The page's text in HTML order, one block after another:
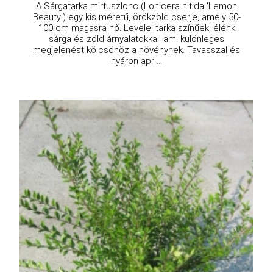
A Sárgatarka mirtuszlonc (Lonicera nitida 'Lemon
Beauty') egy kis méretű, örökzöld cserje, amely 50-
100 cm magasra nő. Levelei tarka színűek, élénk
sárga és zöld árnyalatokkal, ami különleges
megjelenést kölcsönöz a növénynek. Tavasszal és
nyáron apr ...